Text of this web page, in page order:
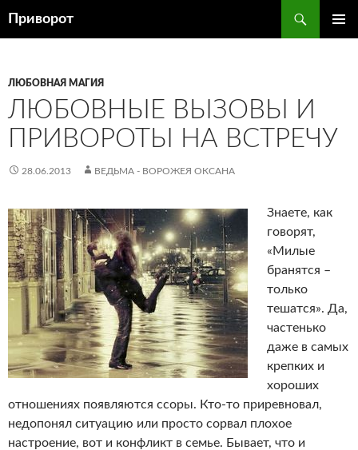
Приворот
ЛЮБОВНАЯ МАГИЯ
ЛЮБОВНЫЕ ВЫЗОВЫ И
ПРИВОРОТЫ НА ВСТРЕЧУ
28.06.2013 ВЕДЬМА - ВОРОЖЕЯ ОКСАНА
Знаете, как
говорят,
«Милые
бранятся –
только
тешатся». Да,
частенько
даже в самых
крепких и
хороших
отношениях появляются ссоры. Кто-то приревновал,
недопонял ситуацию или просто сорвал плохое
настроение, вот и конфликт в семье. Бывает, что и